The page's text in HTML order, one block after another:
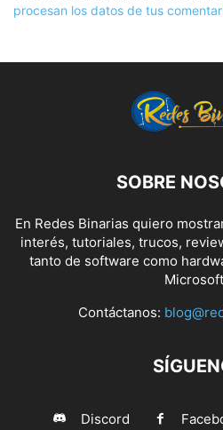
procesan los datos de tus
SOBRE
En Redes Binarias quiero
interés, tutoriales, trucos,
tanto de software como
Contáctanos:
Discord